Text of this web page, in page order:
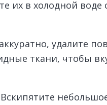
их в холодной воде
удалите
ткани, чтобы